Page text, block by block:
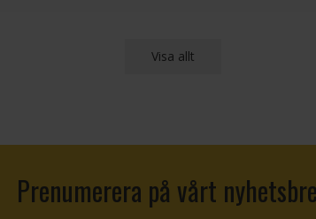
Visa allt
Prenumerera på vårt